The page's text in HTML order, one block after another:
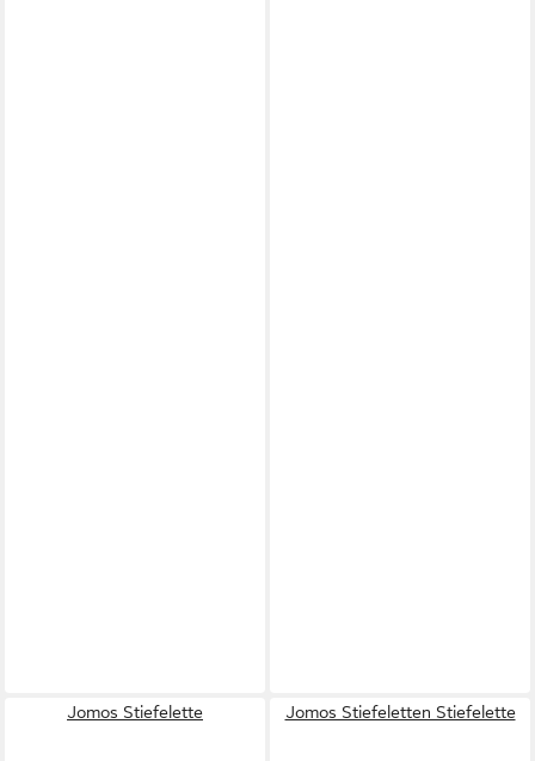
Jomos Stiefelette Jomos Stiefeletten Stiefelette